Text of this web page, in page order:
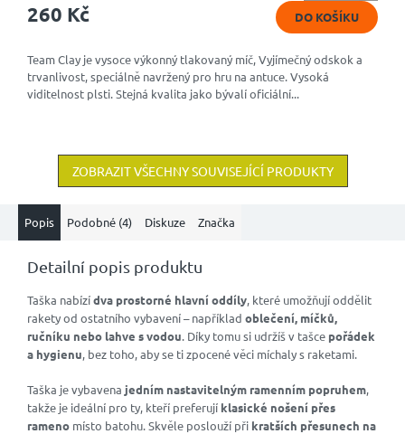
260 Kč DO KOŠÍKU
Team Clay je vysoce výkonný tlakovaný míč, Vyjímečný odskok a
trvanlivost, speciálně navržený pro hru na antuce. Vysoká
viditelnost plsti. Stejná kvalita jako bývalí oficiální...
ZOBRAZIT VŠECHNY SOUVISEJÍCÍ PRODUKTY
Popis Podobné (4) Diskuze Značka
Detailní popis produktu
Taška nabízídva prostorné hlavní oddíly, které umožňují oddělit
rakety od ostatního vybavení – například oblečení, míčků,
ručníku nebo lahve s vodou. Díky tomu si udržíš v tašce pořádek
a hygienu, bez toho, aby se ti zpocené věci míchaly s raketami.
Taška je vybavena jedním nastavitelným ramenním popruhem,
takže je ideální pro ty, kteří preferují klasické nošení přes
rameno místo batohu. Skvěle poslouží při kratších přesunech na